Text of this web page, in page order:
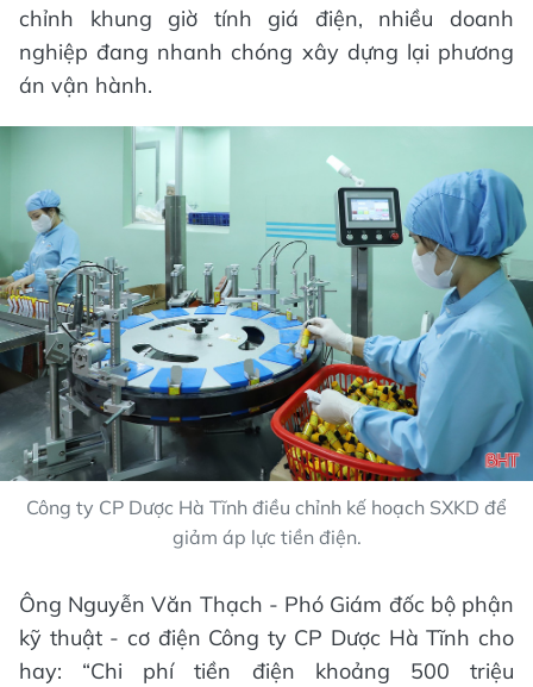
chỉnh khung giờ tính giá điện, nhiều doanh
nghiệp đang nhanh chóng xây dựng lại phương
án vận hành.
Công ty CP Dược Hà Tĩnh điều chỉnh kế hoạch SXKD để
giảm áp lực tiền điện.
Ông Nguyễn Văn Thạch - Phó Giám đốc bộ phận
kỹ thuật - cơ điện Công ty CP Dược Hà Tĩnh cho
hay: “Chi phí tiền điện khoảng 500 triệu